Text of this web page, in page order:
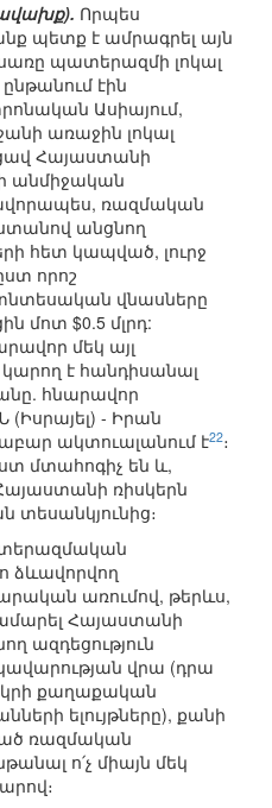
Որպես
պետք է ամրագրել այն
պատերազմի լոկալ
էին
Ասիայում,
առաջին լոկալ
Հայաստանի
անմիջական
ռազմական
անցնող
հետ կապված, լուրջ
որոշ
վնասները
մոտ $0.5 մլրդ:
մեկ այլ
է հանդիսանալ
հնարավոր
- Իրան
ակտուալանում է22։
մտահոգիչ են և,
ռիսկերն
տեսանկյունից։
ձևավորվող
առումով, թերևս,
Հայաստանի
ազդեցություն
վրա (դրա
քաղաքական
ելույթները), քանի
ռազմական
ո՛չ միայն մեկ